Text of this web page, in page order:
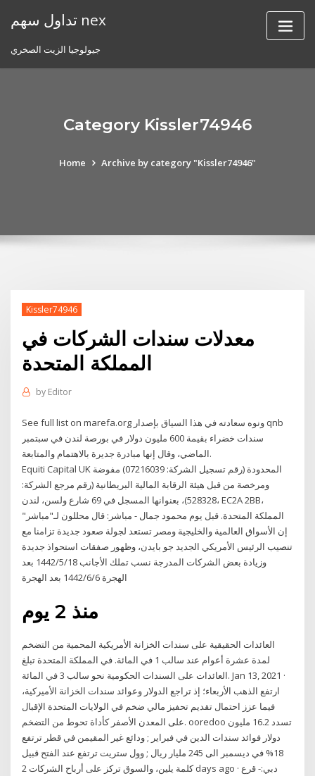
تداول سهم nex
جيولوجيا الزيت الصخري
Category Kissler74946
Home Archive by category "Kissler74946"
Kissler74946
معدلات سندات الشركات في
المملكة المتحدة
by Editor
See full list on marefa.org ونوه سعادته في هذا السياق بإصدار qnb
سندات خضراء بقيمة 600 مليون دولار في بورصة لندن في سبتمبر
الماضي، وقال إنها مبادرة جديرة بالاهتمام والمتابعة.
Equiti Capital UK المحدودة (رقم تسجيل الشركة: 07216039) مفوضة
ومرخصة من قبل هيئة الرقابة المالية البريطانية (رقم مرجع الشركة:
528328)، بعنوانها المسجل في 69 شارع ولسن، لندن، EC2A 2BB،
المملكة المتحدة. قبل يوم محمود جمال - مباشر: قال محللون لـ"مباشر"
إن الأسواق العالمية والخليجية ومصر تستعد لجولة صعود جديدة تزامنا مع
تنصيب الرئيس الأمريكي الجديد جو بايدن، وظهور صفقات استحواذ جديدة
وزيادة بعض الشركات المدرجة نسب تملك الأجانب 18‏‏/5‏‏/1442 بعد
الهجرة 6‏‏/6‏‏/1442 بعد الهجرة
منذ 2 يوم
العائدات الحقيقية على سندات الخزانة الأمريكية المحمية من التضخم
لمدة عشرة أعوام عند سالب 1 في المائة. في المملكة المتحدة تبلغ
العائدات على السندات الحكومية نحو سالب 3 في المائة. Jan 13, 2021 ·
ارتفع الذهب الأربعاء؛ إذ تراجع الدولار وعوائد سندات الخزانة الأميركية،
فيما عزز احتمال تقديم تحفيز مالي ضخم في الولايات المتحدة الإقبال
على المعدن الأصفر كأداة تحوط من التضخم. ooredoo تسدد 16.2 مليون
دولار فوائد سندات الدين في فبراير ; ودائع غير المقيمن في قطر ترتفع
18% في ديسمبر الى 245 مليار ريال ; وول ستريت ترتفع عند الفتح قبيل
كلمة يلين، والسوق تركز على أرباح الشركات 2 days ago · دبي:- قرع